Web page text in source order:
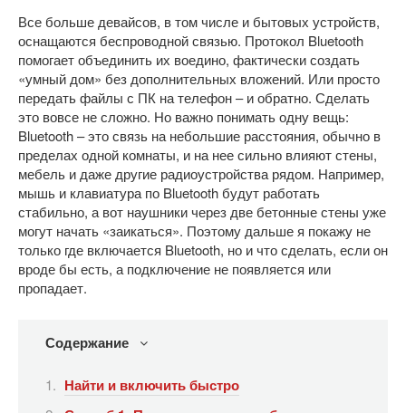
Все больше девайсов, в том числе и бытовых устройств,
оснащаются беспроводной связью. Протокол Bluetooth
помогает объединить их воедино, фактически создать
«умный дом» без дополнительных вложений. Или просто
передать файлы с ПК на телефон – и обратно. Сделать
это вовсе не сложно. Но важно понимать одну вещь:
Bluetooth – это связь на небольшие расстояния, обычно в
пределах одной комнаты, и на нее сильно влияют стены,
мебель и даже другие радиоустройства рядом. Например,
мышь и клавиатура по Bluetooth будут работать
стабильно, а вот наушники через две бетонные стены уже
могут начать «заикаться». Поэтому дальше я покажу не
только где включается Bluetooth, но и что сделать, если он
вроде бы есть, а подключение не появляется или
пропадает.
Содержание
Найти и включить быстро